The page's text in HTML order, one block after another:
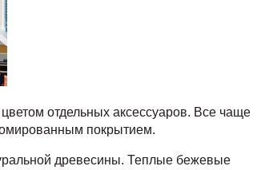
отдельных аксессуаров. Все чаще
покрытием.
древесины. Теплые бежевые